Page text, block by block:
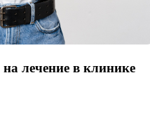
на лечение в клинике